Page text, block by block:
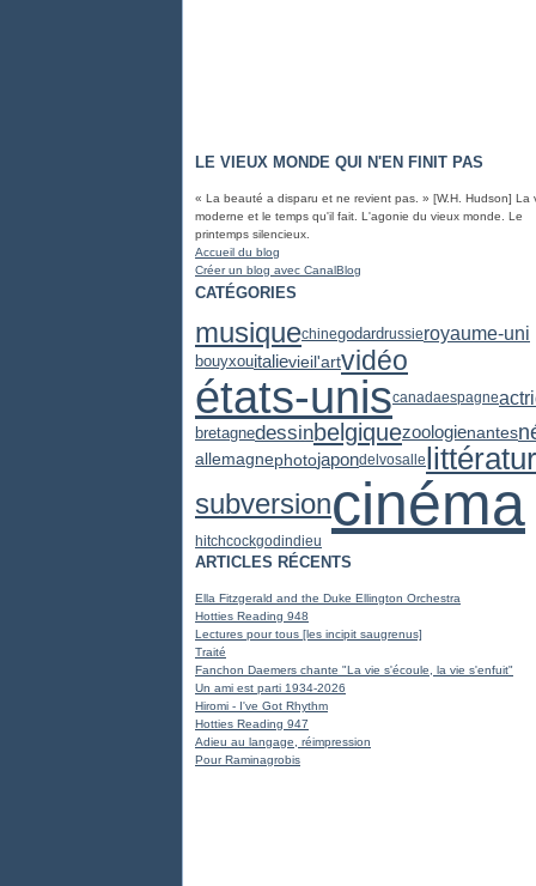
LE VIEUX MONDE QUI N'EN FINIT PAS
« La beauté a disparu et ne revient pas. » [W.H. Hudson] La
moderne et le temps qu'il fait. L'agonie du vieux monde. Le
printemps silencieux.
Accueil du blog
Créer un blog avec CanalBlog
CATÉGORIES
musiquechinegodardrussieroyaume-uni
bouyxouitalievieil'artvidéo
états-uniscanadaespagne
bretagnedessinbelgiquezoologienantes
allemagnephotojapondelvosalle
subversioncinéma
hitchcockgodindieu
ARTICLES RÉCENTS
Ella Fitzgerald and the Duke Ellington Orchestra
Hotties Reading 948
Lectures pour tous [les incipit saugrenus]
Traité
Fanchon Daemers chante "La vie s'écoule, la vie s'enfuit"
Un ami est parti 1934-2026
Hiromi - I've Got Rhythm
Hotties Reading 947
Adieu au langage, réimpression
Pour Raminagrobis